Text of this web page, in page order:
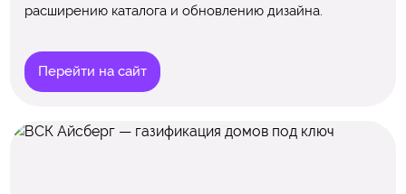
расширению каталога и обновлению дизайна.
Перейти на сайт